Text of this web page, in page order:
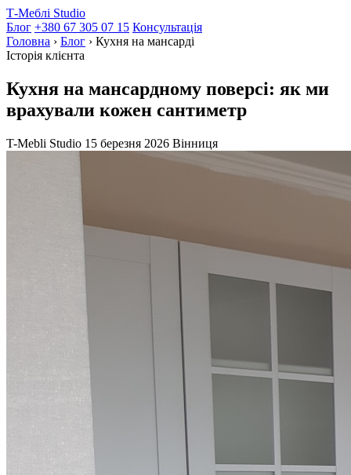
Т-Меблі Studio
Блог +380 67 305 07 15 Консультація
Головна › Блог › Кухня на мансарді
Історія клієнта
Кухня на мансардному поверсі: як ми
врахували кожен сантиметр
T-Mebli Studio 15 березня 2026 Вінниця